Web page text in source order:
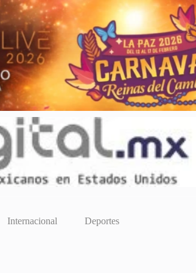
Internacional Deportes